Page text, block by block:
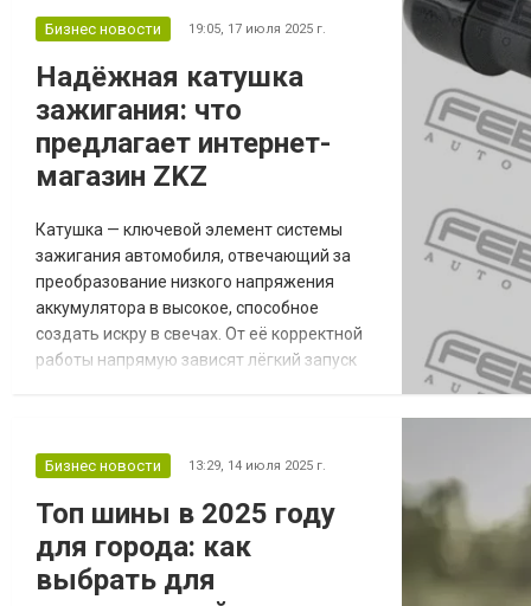
каждая из которых отличается
уровнем безопасности и доступной ценой.
Особенности автомобилей Geely Geely
Бизнес новости 19:05, 17 июля 2025 г.
Надёжная катушка
зажигания: что
предлагает интернет-
магазин ZKZ
Катушка — ключевой элемент системы
зажигания автомобиля, отвечающий за
преобразование низкого напряжения
аккумулятора в высокое, способное
создать искру в свечах. От её корректной
работы напрямую зависят лёгкий запуск
водителям стоит обратить внимание на
https://zkz.kz/rubricator/rub168/, где
представлена продукция...
Бизнес новости 13:29, 14 июля 2025 г.
Топ шины в 2025 году
для города: как
выбрать для